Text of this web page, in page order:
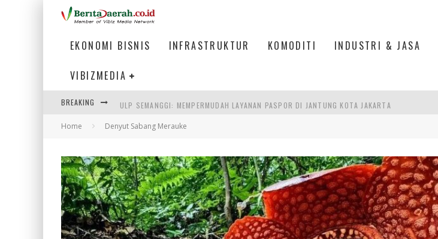
EKONOMI BISNIS INFRASTRUKTUR KOMODITI INDUSTRI & JASA
VIBIZMEDIA
BREAKING ULP SEMANGGI: MEMPERMUDAH LAYANAN PASPOR DI JANTUNG KOTA JAKARTA
BAKMI PANGSIT AYAM, KULINER LEGENDARIS DI PASAR BARU JAKARTA
PERTUNJUKAN AIR MANCUR SPEKTAKULER DI PIK 2, JAKARTA UTARA
Home Denyut Sabang Merauke